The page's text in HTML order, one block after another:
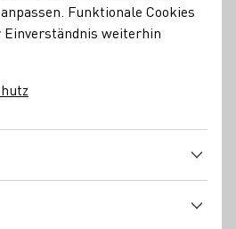
der Forschung
weiter zu optimieren, um
Funktionale Cookies
Einverständnis weiterhin